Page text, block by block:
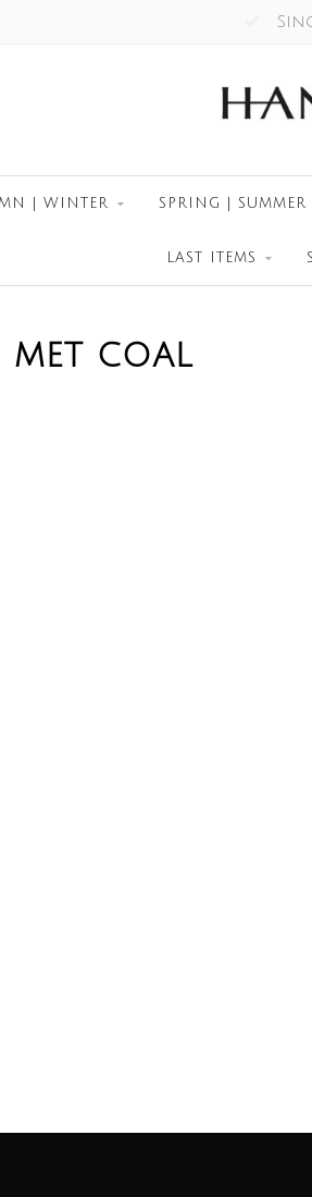
| WINTER SPRING | SUMMER
LAST ITEMS
MET COAL